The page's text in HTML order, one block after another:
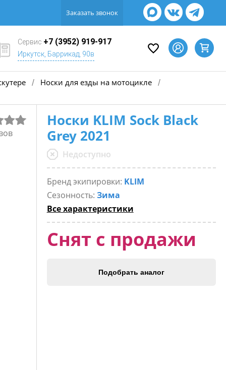
Заказать звонок
Сервис +7 (3952) 919-917
Иркутск, Баррикад, 90в
/ Носки для езды на мотоцикле /
Носки KLIM Sock Black
Grey 2021
Недоступно
Бренд экипировки: KLIM
Сезонность: Зима
Все характеристики
Снят с продажи
Подобрать аналог